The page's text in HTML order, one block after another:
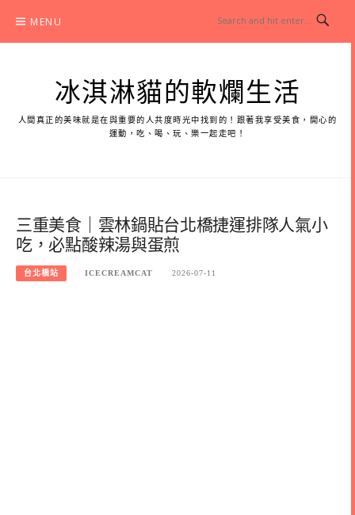
content
MENU
冰淇淋貓的軟爛生活
人間真正的美味就是在與重要的人共度時光中找到的！跟著我享受美食，開心的
運動，吃、喝、玩、樂一起走吧！
三重美食｜雲林鍋貼台北橋捷運排隊人氣小
吃，必點酸辣湯與蛋煎
台北橋站 ICECREAMCAT 2026-07-11